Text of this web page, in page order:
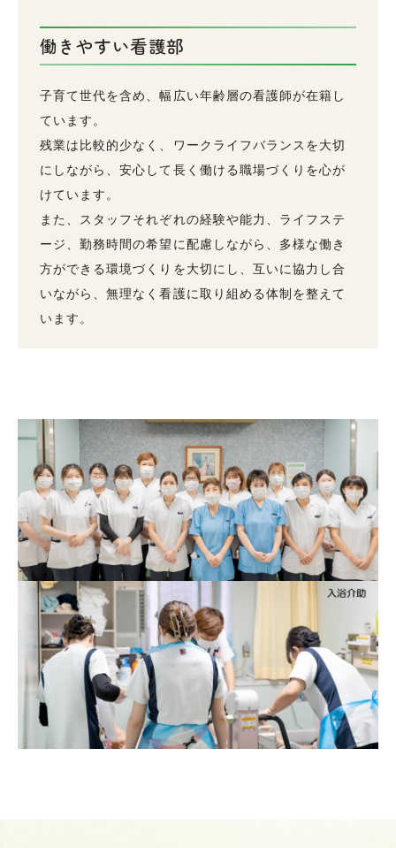
働きやすい看護部
子育て世代を含め、幅広い年齢層の看護師が在籍し
ています。
残業は比較的少なく、ワークライフバランスを大切
にしながら、安心して長く働ける職場づくりを心が
けています。
また、スタッフそれぞれの経験や能力、ライフステ
ージ、勤務時間の希望に配慮しながら、多様な働き
方ができる環境づくりを大切にし、互いに協力し合
いながら、無理なく看護に取り組める体制を整えて
います。